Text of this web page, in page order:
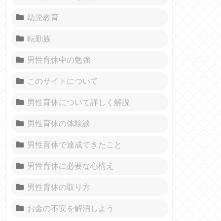
幼児教育
転勤族
男性育休中の勉強
このサイトについて
男性育休について詳しく解説
男性育休の体験談
男性育休で達成できたこと
男性育休に必要な心構え
男性育休の取り方
お金の不安を解消しよう